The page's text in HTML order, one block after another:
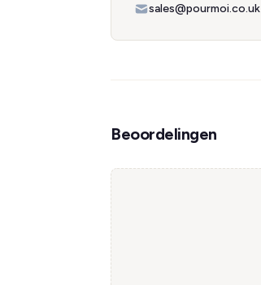
sales@pourmoi.co.uk
Beoordelingen